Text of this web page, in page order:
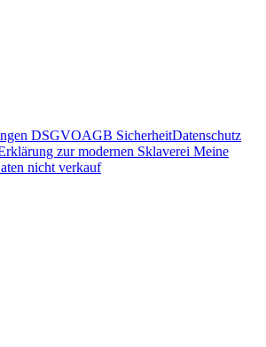
DSGVOAGB SicherheitDatenschutz
zur modernen Sklaverei Meine
nicht verkauf